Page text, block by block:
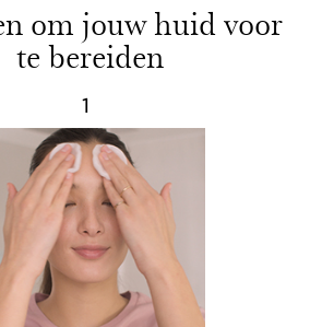
om jouw huid voor
te bereiden
1